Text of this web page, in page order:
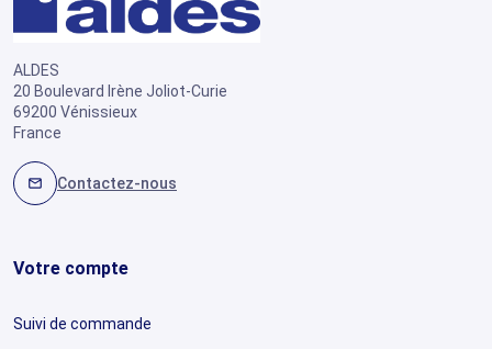
ALDES
20 Boulevard Irène Joliot-Curie
69200 Vénissieux
France
mail Contactez-nous
Votre compte
Suivi de commande